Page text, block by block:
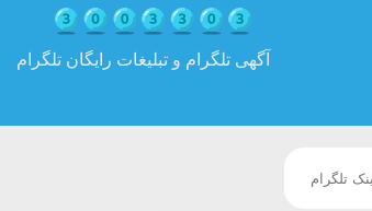
آگهی تلگرام و تبلیغات رایگان تلگرام